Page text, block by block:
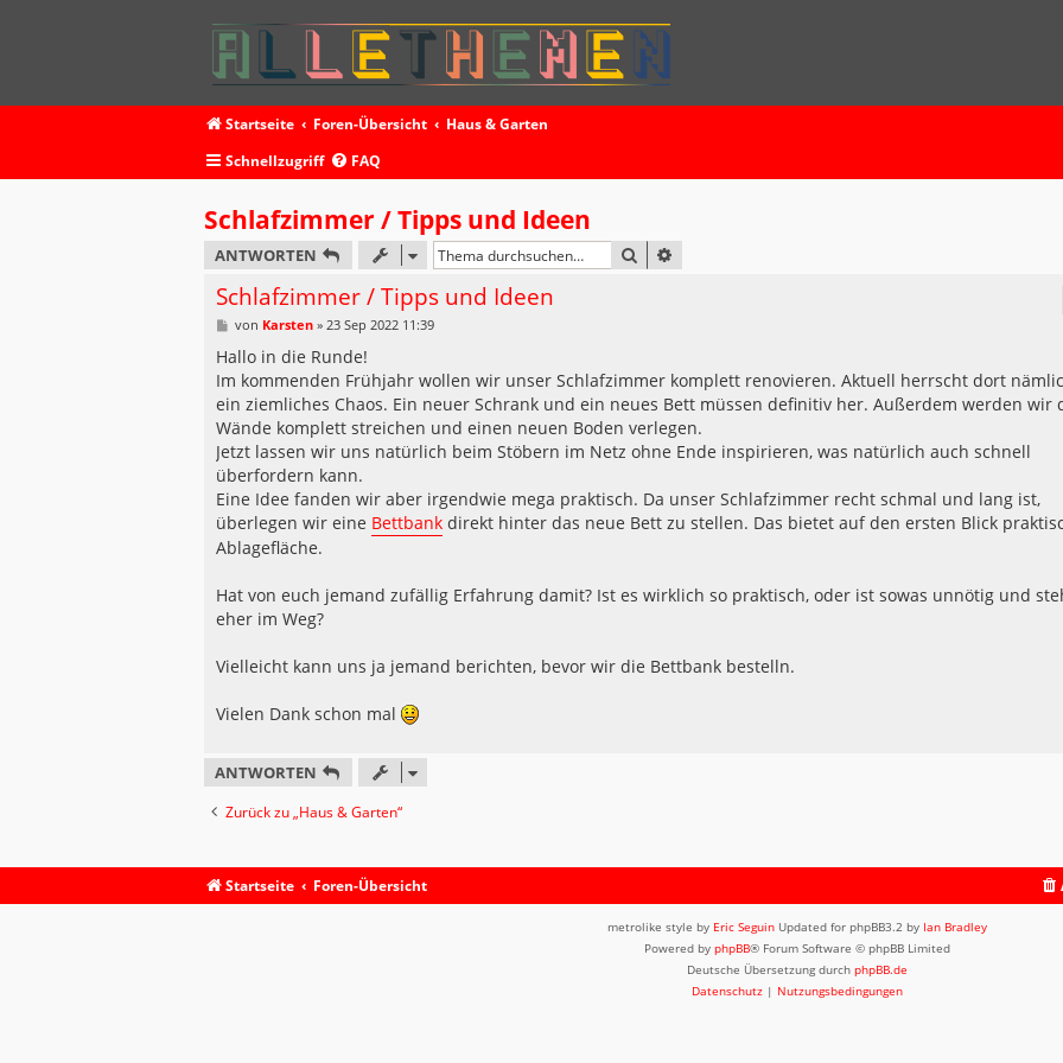
Startseite Foren-Übersicht
Haus & Garten
Schnellzugriff
FAQ
Schlafzimmer / Tipps und Ideen
ANTWORTEN SUCHE
Schlafzimmer / Tipps und Ideen
B
i
r
a
g
von Karsten» 23 Sep 2022 11:39
Hallo in die Runde!
Im kommenden Frühjahr wollen wir unser Schlafzimmer komplett renovieren. Aktuell herrscht dort
ein ziemliches Chaos. Ein neuer Schrank und ein neues Bett müssen definitiv her. Außerdem werden wir
Wände komplett streichen und einen neuen Boden verlegen.
Jetzt lassen wir uns natürlich beim Stöbern im Netz ohne Ende inspirieren, was natürlich auch schnell
überfordern kann.
Eine Idee fanden wir aber irgendwie mega praktisch. Da unser Schlafzimmer recht schmal und lang ist,
überlegen wir eine Bettbank direkt hinter das neue Bett zu stellen. Das bietet auf den ersten Blick
Ablagefläche.
Hat von euch jemand zufällig Erfahrung damit? Ist es wirklich so praktisch, oder ist sowas unnötig und
eher im Weg?
Vielleicht kann uns ja jemand berichten, bevor wir die Bettbank bestelln.
Vielen Dank schon mal
ANTWORTEN
Zurück zu „Haus & Garten“
Startseite Foren-Übersicht
metrolike style by Eric Seguin Updated for phpBB3.2 by Ian Bradley
Powered by phpBB® Forum Software © phpBB Limited
Deutsche Übersetzung durch phpBB.de
Datenschutz | Nutzungsbedingungen